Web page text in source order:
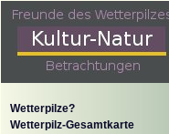
Wetterpilze?
Wetterpilz-Gesamtkarte